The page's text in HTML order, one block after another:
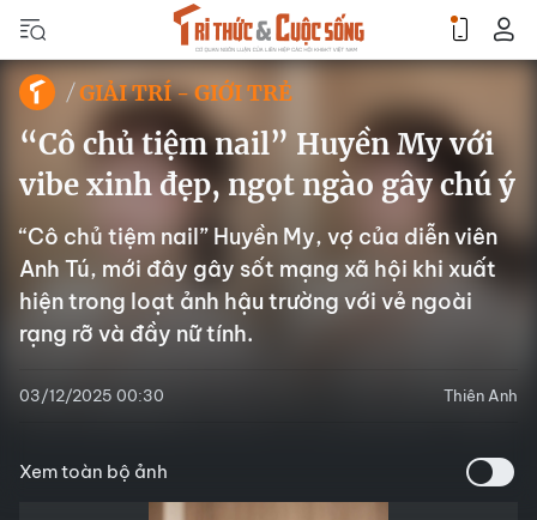
GIẢI TRÍ - GIỚI TRẺ
“Cô chủ tiệm nail” Huyền My với
vibe xinh đẹp, ngọt ngào gây chú ý
“Cô chủ tiệm nail” Huyền My, vợ của diễn viên
Anh Tú, mới đây gây sốt mạng xã hội khi xuất
hiện trong loạt ảnh hậu trường với vẻ ngoài
rạng rỡ và đầy nữ tính.
03/12/2025 00:30 Thiên Anh
Xem toàn bộ ảnh